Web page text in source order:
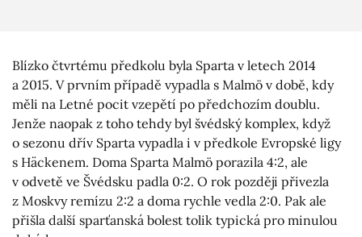
Blízko čtvrtému předkolu byla Sparta v letech 2014
a 2015. V prvním případě vypadla s Malmö v době, kdy
měli na Letné pocit vzepětí po předchozím doublu.
Jenže naopak z toho tehdy byl švédský komplex, když
o sezonu dřív Sparta vypadla i v předkole Evropské ligy
s Häckenem. Doma Sparta Malmö porazila 4:2, ale
v odvetě ve Švédsku padla 0:2. O rok později přivezla
z Moskvy remízu 2:2 a doma rychle vedla 2:0. Pak ale
přišla další sparťanská bolest tolik typická pro minulou